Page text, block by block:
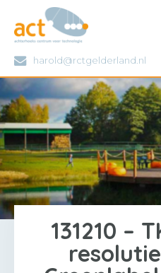
harold@rctgelderland.nl
ACT
131210 –